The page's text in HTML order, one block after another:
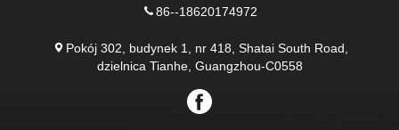
86--18620174972
Pokój 302, budynek 1, nr 418, Shatai South Road,
dzielnica Tianhe, Guangzhou-C0558